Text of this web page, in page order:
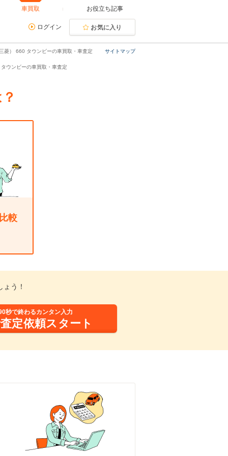
車買取 お役立ち記事
ログイン お気に入り
サイトマップ
菱） 660 タウンビーの車買取・車査定
ウンビーの車買取・車査定
較
う！
秒で終わるカンタン入力
定依頼スタート